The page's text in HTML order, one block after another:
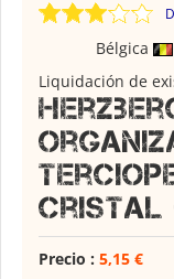
Bélgica
Liquidación de
Cristal
Precio : 5,15 €